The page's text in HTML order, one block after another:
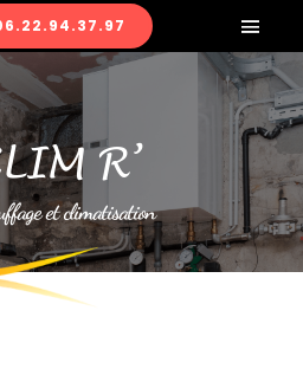
à
et climatisation
client
contacterR’
et climatisation